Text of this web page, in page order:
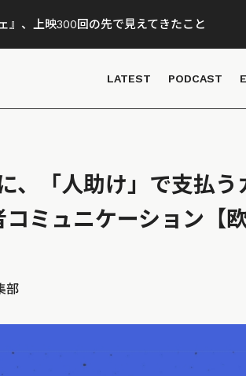
』、上映300回の先で見えてきたこと
LATEST PODCAST
、「人助け」で支払う
ミュニケーション【
部